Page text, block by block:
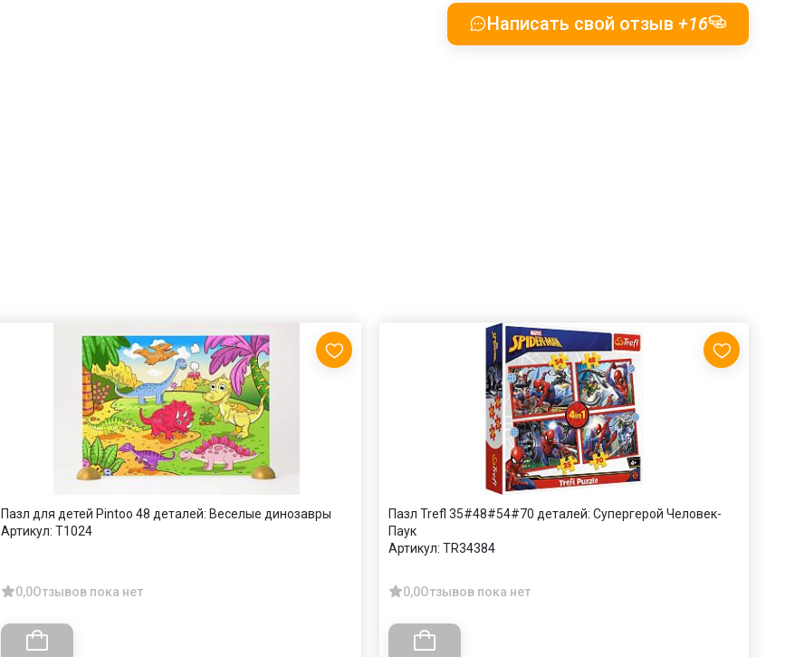
Написать свой отзыв +16
Пазл для детей Pintoo 48 деталей: Веселые динозавры
Артикул: T1024
0,0Отзывов пока нет
Пазл Trefl 35#48#54#70 деталей: Супергерой Человек-
Паук
Артикул: TR34384
0,0Отзывов пока нет